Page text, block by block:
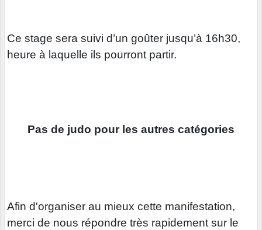
Ce stage sera suivi d’un goûter jusqu’à 16h30,
heure à laquelle ils pourront partir.
Pas de judo pour les autres catégories
Afin d'organiser au mieux cette manifestation,
merci de nous répondre très rapidement sur le